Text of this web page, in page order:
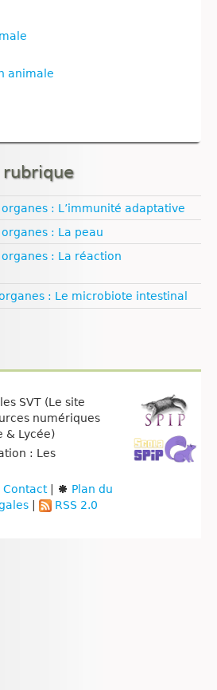
animale
végétale
et pollution
animale
végétale
et pollution
animale
et pollution
rubrique
: L’immunité adaptative
: La peau
: La réaction
: Le microbiote intestinal
SVT (Le site
numériques
& Lycée)
: Les
Contact|
Plan du
| RSS 2.0